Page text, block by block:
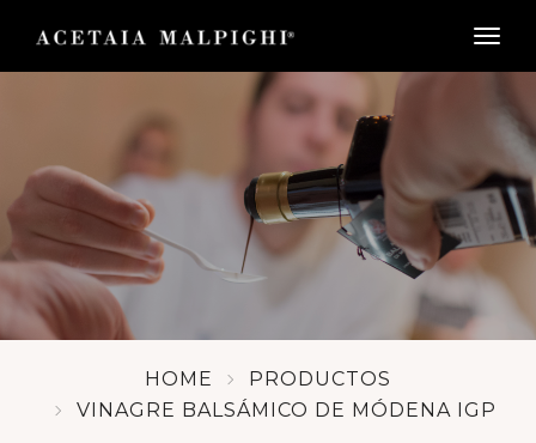
HOME
PRODUCTOS
VINAGRE BALSÁMICO DE MÓDENA IGP